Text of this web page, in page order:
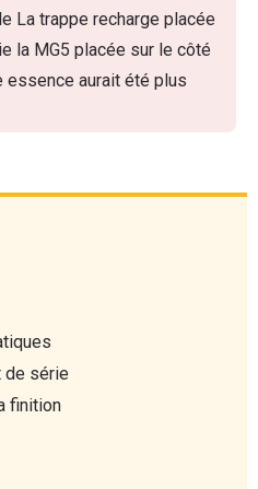
La trappe recharge placée
la MG5 placée sur le côté
essence aurait été plus
de série
finition